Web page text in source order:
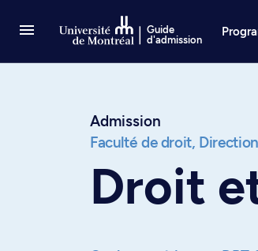
Guide
d'admission
Admission
Faculté de droit,
Droit